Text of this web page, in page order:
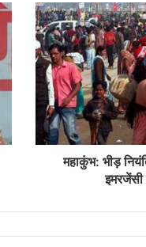
महाकुंभ: भीड़